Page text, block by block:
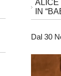
ALICE
IN
Dal 30